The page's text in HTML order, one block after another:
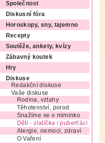
Společnost
Diskusní fóra
Horoskopy, sny, tajemno
Recepty
Soutěže, ankety, kvízy
Zábavný koutek
Hry
Diskuse
Redakční diskuse
Vaše diskuse
Rodina, vztahy
Těhotenství, porod
Snažíme se o miminko
Děti - zlatíčka i puberťáci
Alergie, nemoci, zdraví
O Vaření